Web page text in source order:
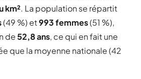
km². La population se répartit
(49 %) et993 femmes(51 %),
de52,8 ans, ce qui en fait une
que la moyenne nationale (42